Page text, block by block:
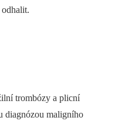
trombózy a plicní
diagnózou maligního